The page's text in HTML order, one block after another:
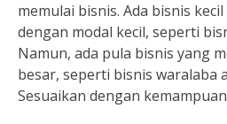
memulai bisnis. Ada bisnis
dengan modal kecil, seperti
Namun, ada pula bisnis yang
besar, seperti bisnis waralaba
Sesuaikan dengan